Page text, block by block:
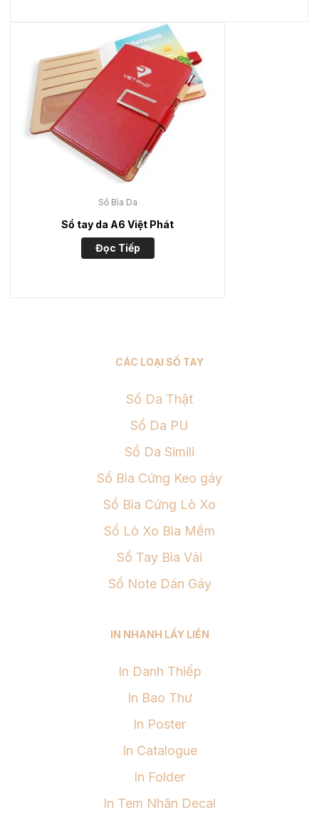
Sổ Bìa Da
Sổ tay da A6 Việt Phát
Đọc Tiếp
CÁC LOẠI SỔ TAY
Sổ Da Thật
Sổ Da PU
Sổ Da Simili
Sổ Bìa Cứng Keo gáy
Sổ Bìa Cứng Lò Xo
Sổ Lò Xo Bìa Mềm
Sổ Tay Bìa Vải
Sổ Note Dán Gáy
IN NHANH LẤY LIỀN
In Danh Thiếp
In Bao Thư
In Poster
In Catalogue
In Folder
In Tem Nhãn Decal